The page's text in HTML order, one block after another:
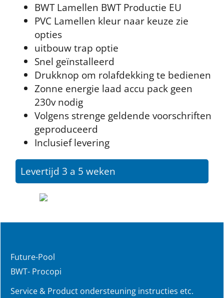
BWT Lamellen BWT Productie EU
PVC Lamellen kleur naar keuze zie
opties
uitbouw trap optie
Snel geïnstalleerd
Drukknop om rolafdekking te bedienen
Zonne energie laad accu pack geen
230v nodig
Volgens strenge geldende voorschriften
geproduceerd
Inclusief levering
Levertijd 3 a 5 weken
Future-Pool
BWT- Procopi
Service & Product ondersteuning instructies etc.